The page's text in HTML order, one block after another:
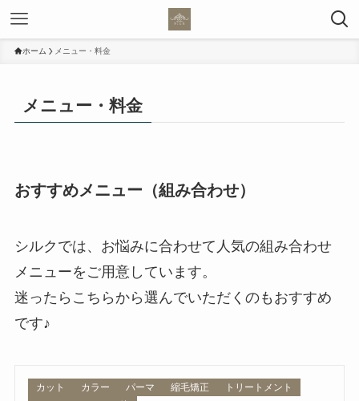
ホーム メニュー・料金
メニュー・料金
おすすめメニュー（組み合わせ）
シルクでは、お悩みに合わせて人気の組み合わせ
メニューをご用意しています。
迷ったらこちらから選んでいただくのもおすすめ
です♪
カット カラー パーマ 縮毛矯正
トリートメント